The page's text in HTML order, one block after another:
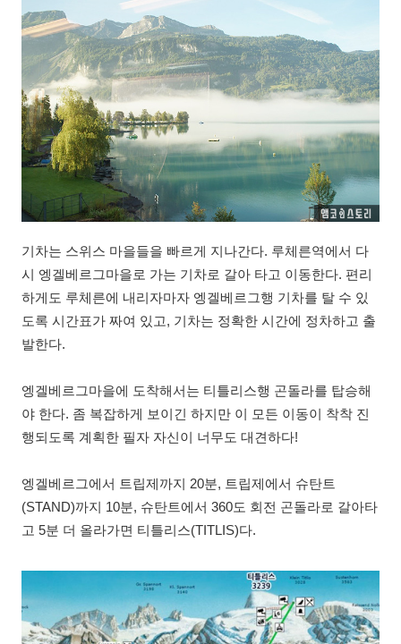
기차는 스위스 마을들을 빠르게 지나간다. 루체른역에서 다
시 엥겔베르그마을로 가는 기차로 갈아 타고 이동한다. 편리
하게도 루체른에 내리자마자 엥겔베르그행 기차를 탈 수 있
도록 시간표가 짜여 있고, 기차는 정확한 시간에 정차하고 출
발한다.
엥겔베르그마을에 도착해서는 티틀리스행 곤돌라를 탑승해
야 한다. 좀 복잡하게 보이긴 하지만 이 모든 이동이 착착 진
행되도록 계획한 필자 자신이 너무도 대견하다!
엥겔베르그에서 트립제까지 20분, 트립제에서 슈탄트
(STAND)까지 10분, 슈탄트에서 360도 회전 곤돌라로 갈아타
고 5분 더 올라가면 티틀리스(TITLIS)다.